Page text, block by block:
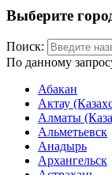
Выберите
Поиск:
По данному
Абакан
Актау
Алматы
Альметьевск
Анадырь
Архангельск